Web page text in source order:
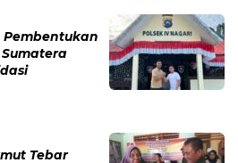
Tebar